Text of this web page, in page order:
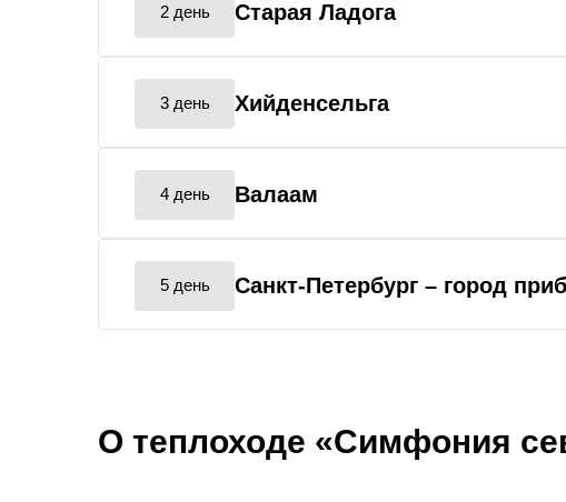
2 день Старая Ладога
3 день Хийденсельга
4 день Валаам
5 день Санкт-Петербург – город
О теплоходе «Симфония